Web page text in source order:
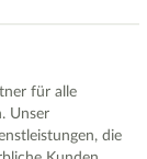
für alle
Unser
die